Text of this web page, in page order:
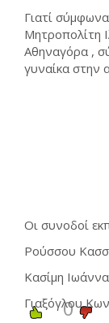
Γιατί
Μητροπολίτη
Αθηναγόρα ,
γυναίκα στην
Οι συνοδοί
Ρούσσου
Κασίμη Ιωάννα
Γιαξόγλου
0